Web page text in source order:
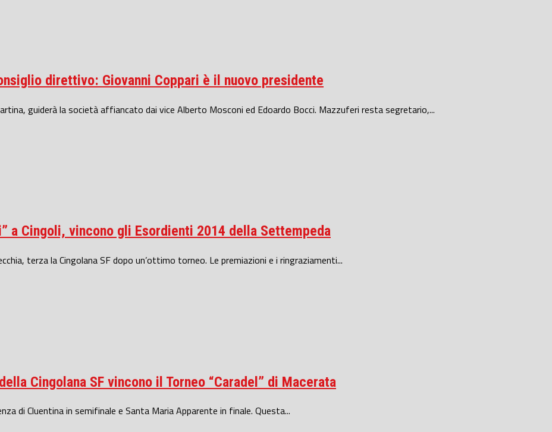
direttivo: Giovanni Coppari è il nuovo presidente
guiderà la società affiancato dai vice Alberto Mosconi ed Edoardo Bocci. Mazzuferi resta segretario,...
a Cingoli, vincono gli Esordienti 2014 della Settempeda
terza la Cingolana SF dopo un’ottimo torneo. Le premiazioni e i ringraziamenti...
Cingolana SF vincono il Torneo “Caradel” di Macerata
di Cluentina in semifinale e Santa Maria Apparente in finale. Questa...